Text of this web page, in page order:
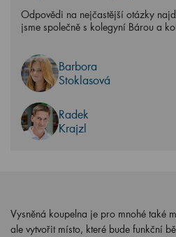
Odpovědi na nejčastější otázky
jsme společně s kolegyní Bárou a
Barbora
Stoklasová
Radek
Krajzl
Vysněná koupelna je pro mnohé také
ale vytvořit místo, které bude funkční